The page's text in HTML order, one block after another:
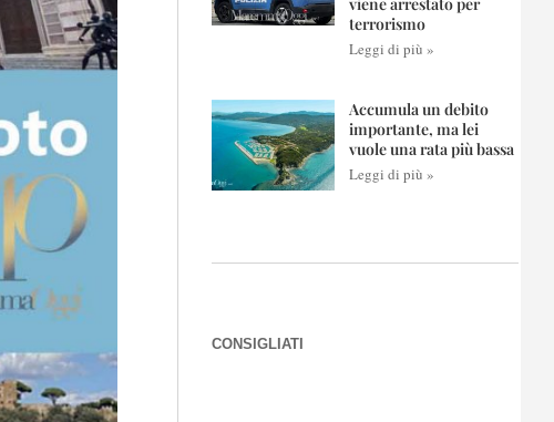
terrorismo
Leggi di più »
Accumula un debito
importante, ma lei
vuole una rata più bassa
Leggi di più »
CONSIGLIATI